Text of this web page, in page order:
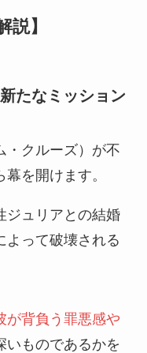
説】
たなミッション
・クルーズ）が不
を開けます。
ジュリアとの結婚
よって破壊される
が背負う罪悪感や
いものであるかを